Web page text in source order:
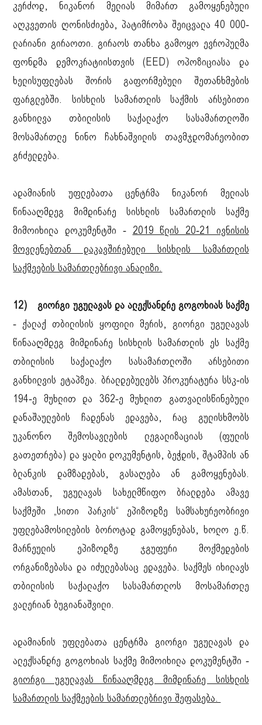
კერძოდ, ნიკანორ მელიას მიმართ გამოყენებული
აღკვეთის ღონისძიება, პატიმრობა შეიცვალა 40 000-
ლარიანი გირაოთი. გირაოს თანხა გამოყო ევროპულმა
ფონდმა დემოკრატიისთვის (EED) ოპოზიციასა და
ხელისუფლებას შორის გაფორმებული შეთანხმების
ფარგლებში. სისხლის სამართლის საქმის არსებითი
განხილვა თბილისის საქალაქო სასამართლოში
მოსამართლე ნინო ჩახნაშვილის თავმჯდომარეობით
გრძელდება.
ადამიანის უფლებათა ცენტრმა ნიკანორ მელიას
წინააღმდეგ მიმდინარე სისხლის სამართლის საქმე
მიმოიხილა დოკუმენტში - 2019 წლის 20-21 ივნისის
მოვლენებთან დაკავშირებული სისხლის სამართლის
საქმეების სამართლებრივი ანალიზი.
12) გიორგი უგულავას და ალექსანდრე გოგოხიას საქმე
- ქალაქ თბილისის ყოფილი მერის, გიორგი უგულავას
წინააღმდეგ მიმდინარე სისხლის სამართლის ეს საქმე
თბილისის საქალაქო სასამართლოში არსებითი
განხილვის ეტაპზეა. ბრალდებულებს პროკურატურა სსკ-ის
194-ე მუხლით და 362-ე მუხლით გათვალისწინებული
დანაშაულების ჩადენას ედავება, რაც გულისხმობს
უკანონო შემოსავლების ლეგალიზაციას (ფულის
გათეთრება) და ყალბი დოკუმენტის, ბეჭდის, შტამპის ან
ბლანკის დამზადებას, გასაღება ან გამოყენებას.
ამასთან, უგულავას სახელმწიფო ბრალდება ამავე
საქმეში „სითი პარკის“ ეპიზოდზე სამსახურეობრივი
უფლებამოსილების ბოროტად გამოყენებას, ხოლო ე.წ.
მარნეულის ეპიზოდზე ჯგუფური მოქმედების
ორგანიზებასა და იძულებასაც ედავება. საქმეს იხილავს
თბილისის საქალაქო სასამართლოს მოსამართლე
ვალერიან ბუგიანაშვილი.
ადამიანის უფლებათა ცენტრმა გიორგი უგულავას და
ალექსანდრე გოგოხიას საქმე მიმოიხილა დოკუმენტში -
გიორგი უგულავას წინააღმდეგ მიმდინარე სისხლის
სამართლის საქმეების სამართლებრივი შეფასება.